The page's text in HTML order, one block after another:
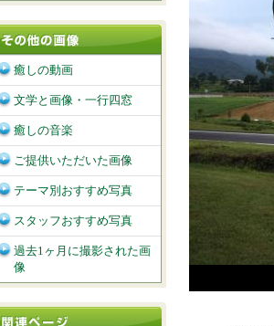
癒しの動画
文学と画像・一行四窓
癒しの音楽
ご提供いただいた画像
テーマ別おすすめ写真
スタッフおすすめ写真
過去1ヶ月に撮影された画
像